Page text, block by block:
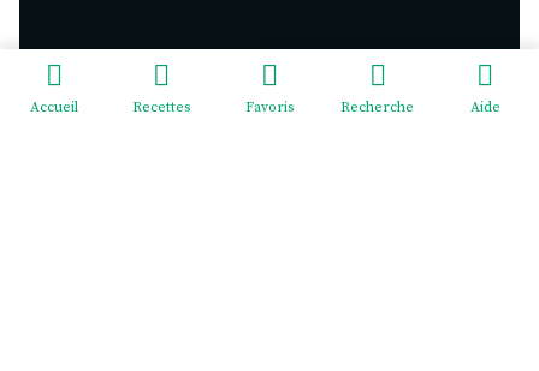
Accueil Recettes Favoris Recherche Aide